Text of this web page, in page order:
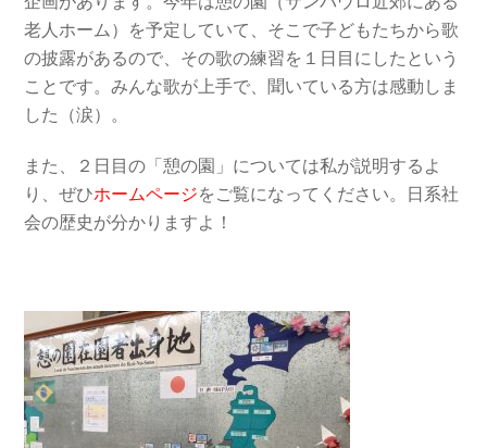
老人ホーム）を予定していて、そこで子どもたちから歌
の披露があるので、その歌の練習を１日目にしたという
ことです。みんな歌が上手で、聞いている方は感動しま
した（涙）。
また、２日目の「憩の園」については私が説明するよ
り、ぜひホームページをご覧になってください。日系社
会の歴史が分かりますよ！